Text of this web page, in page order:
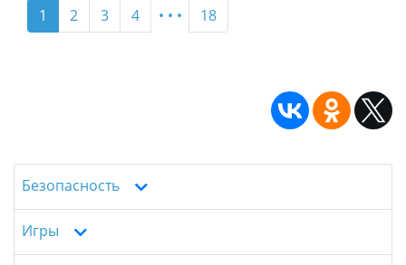
1 2 3 4 • • • 18
Безопасность
Игры